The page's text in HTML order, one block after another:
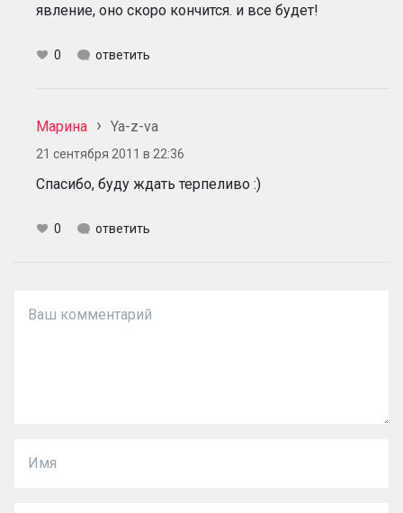
явление, оно скоро кончится. и все будет!
0 ответить
Марина Ya-z-va
21 сентября 2011 в 22:36
Спасибо, буду ждать терпеливо :)
0 ответить